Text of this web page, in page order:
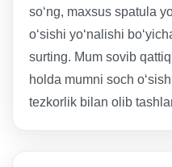
so‘ng, maxsus spatula
o‘sishi yo‘nalishi
surting. Mum sovib
holda mumni soch
tezkorlik bilan olib